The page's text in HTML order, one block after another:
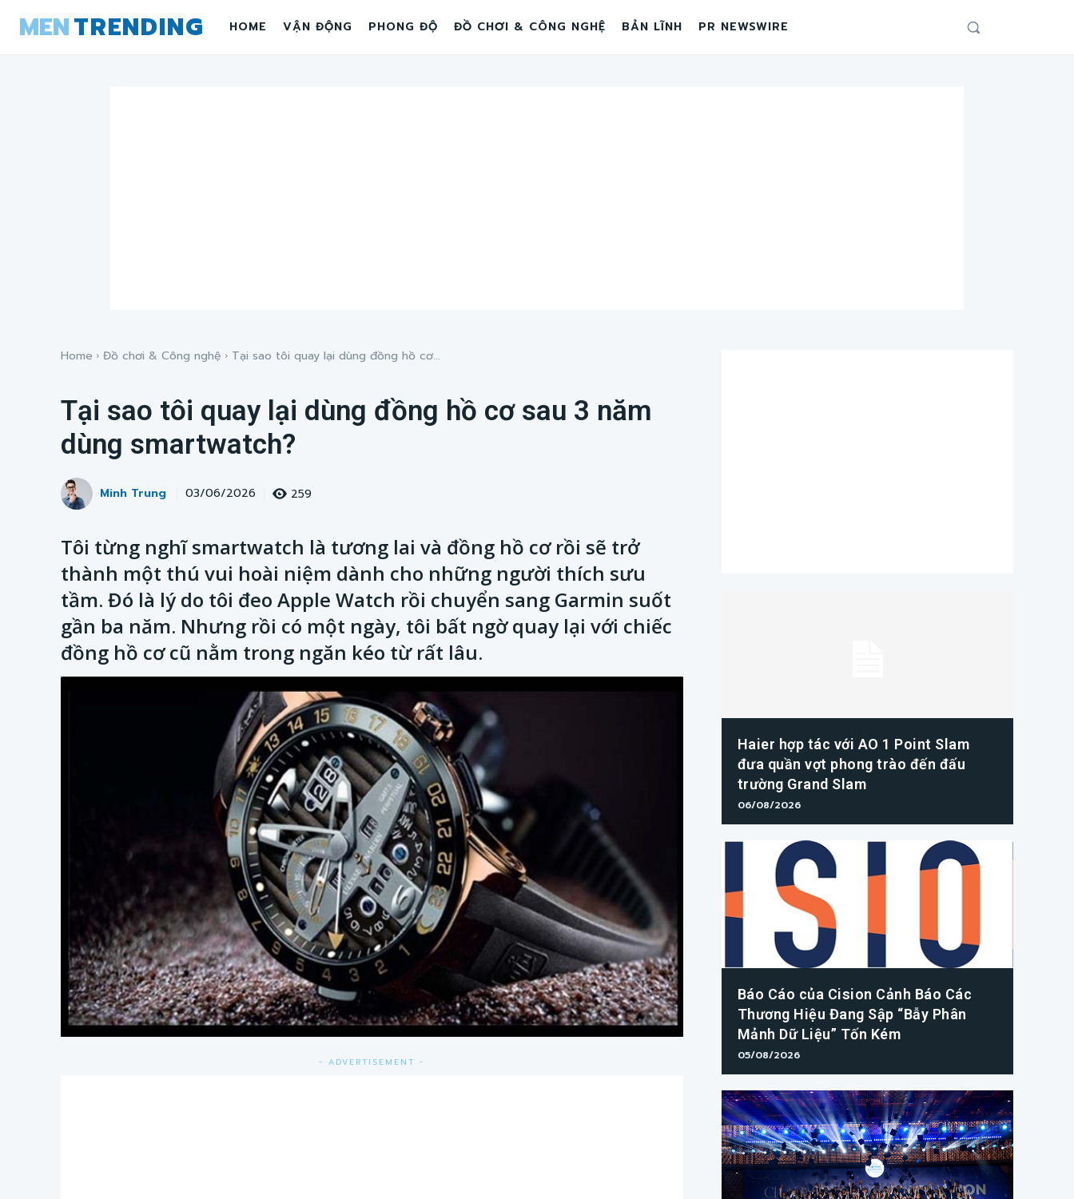
MENTRENDING HOME VẬN ĐỘNG PHONG ĐỘ ĐỒ CHƠI & CÔNG NGHỆ BẢN LĨNH PR NEWSWIRE
Home Đồ chơi & Công nghệ Tại sao tôi quay lại dùng đồng hồ cơ...
Tại sao tôi quay lại dùng đồng hồ cơ sau 3 năm
dùng smartwatch?
Minh Trung 03/06/2026 259
Tôi từng nghĩ smartwatch là tương lai và đồng hồ cơ rồi sẽ trở
thành một thú vui hoài niệm dành cho những người thích sưu
tầm. Đó là lý do tôi đeo Apple Watch rồi chuyển sang Garmin suốt
gần ba năm. Nhưng rồi có một ngày, tôi bất ngờ quay lại với chiếc
đồng hồ cơ cũ nằm trong ngăn kéo từ rất lâu.
- ADVERTISEMENT -
Haier hợp tác với AO 1 Point Slam
đưa quần vợt phong trào đến đấu
trường Grand Slam
06/08/2026
Báo Cáo của Cision Cảnh Báo Các
Thương Hiệu Đang Sập “Bẫy Phân
Mảnh Dữ Liệu” Tốn Kém
05/08/2026